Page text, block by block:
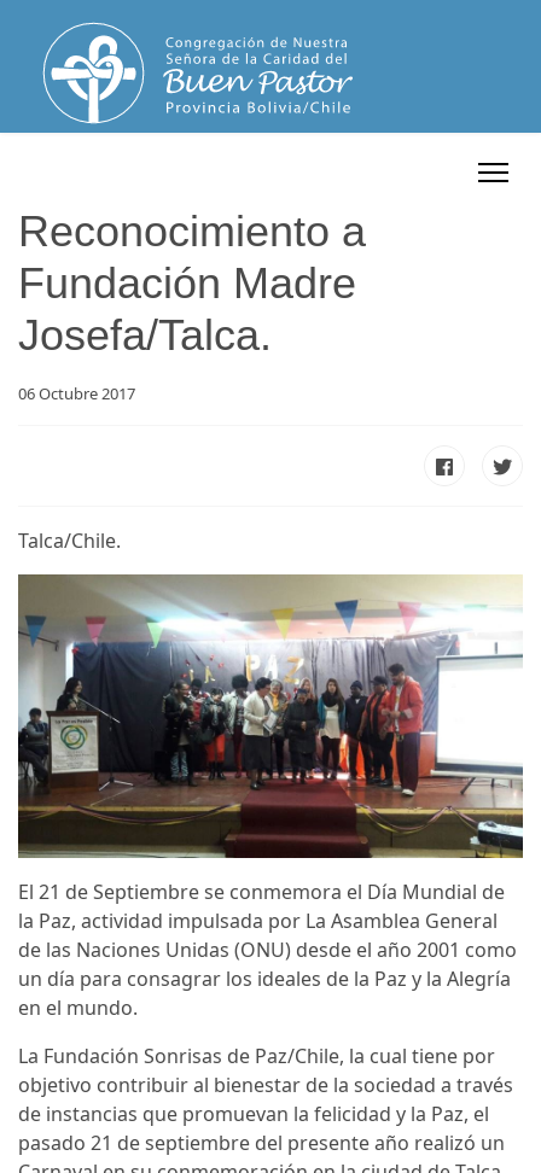
Reconocimiento a
Fundación Madre
Josefa/Talca.
06 Octubre 2017
Talca/Chile.
El 21 de Septiembre se conmemora el Día Mundial de
la Paz, actividad impulsada por La Asamblea General
de las Naciones Unidas (ONU) desde el año 2001 como
un día para consagrar los ideales de la Paz y la Alegría
en el mundo.
La Fundación Sonrisas de Paz/Chile, la cual tiene por
objetivo contribuir al bienestar de la sociedad a través
de instancias que promuevan la felicidad y la Paz, el
pasado 21 de septiembre del presente año realizó un